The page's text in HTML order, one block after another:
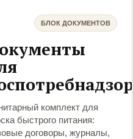
БЛОК ДОКУМЕНТОВ
комплект для
быстрого питания:
договоры, журналы,